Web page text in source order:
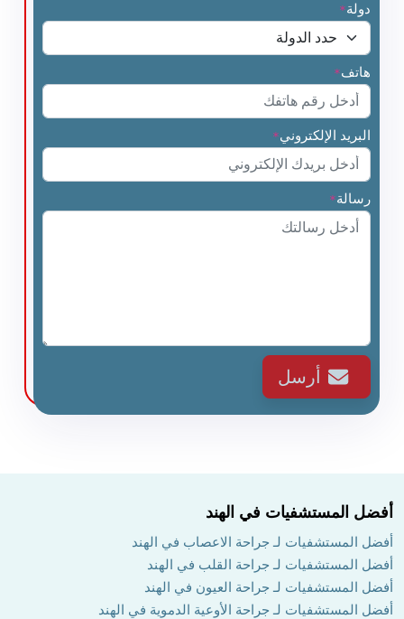
دولة*
هاتف*
البريد الإلكتروني*
رسالة*
أرسل
أفضل المستشفيات في الهند
أفضل المستشفيات لـ جراحة الاعصاب في الهند
أفضل المستشفيات لـ جراحة القلب في الهند
أفضل المستشفيات لـ جراحة العيون في الهند
أفضل المستشفيات لـ جراحة الأوعية الدموية في الهند